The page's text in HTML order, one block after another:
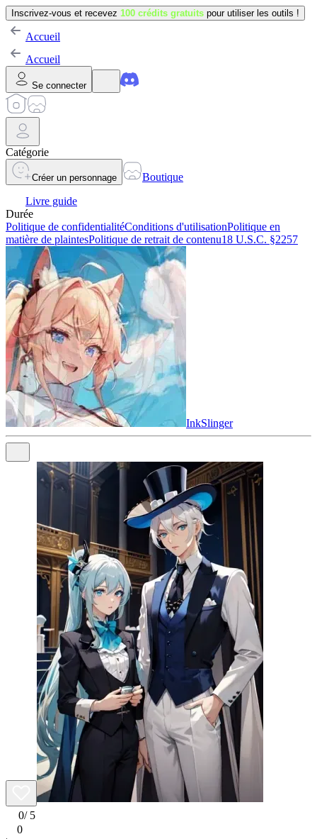
Inscrivez-vous et recevez 100 crédits gratuits pour utiliser les outils !
Accueil
Accueil
Se connecter
Catégorie
Créer un personnage
Boutique
Livre guide
Durée
Politique de confidentialitéConditions d'utilisationPolitique en
matière de plaintesPolitique de retrait de contenu18 U.S.C. §2257
InkSlinger
0/ 5
0